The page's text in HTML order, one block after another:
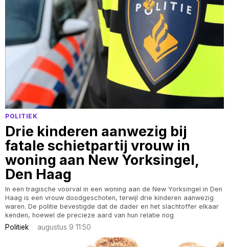
POLITIEK
Drie kinderen aanwezig bij
fatale schietpartij vrouw in
woning aan New Yorksingel,
Den Haag
In een tragische voorval in een woning aan de New Yorksingel in Den
Haag is een vrouw doodgeschoten, terwijl drie kinderen aanwezig
waren. De politie bevestigde dat de dader en het slachtoffer elkaar
kenden, hoewel de precieze aard van hun relatie nog
Politiek augustus 9 11:50